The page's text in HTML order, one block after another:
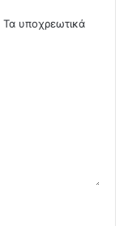
Τα υποχρεωτικά